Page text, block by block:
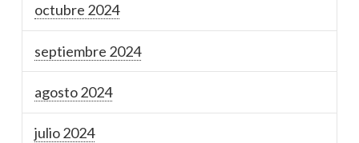
octubre 2024
septiembre 2024
agosto 2024
julio 2024